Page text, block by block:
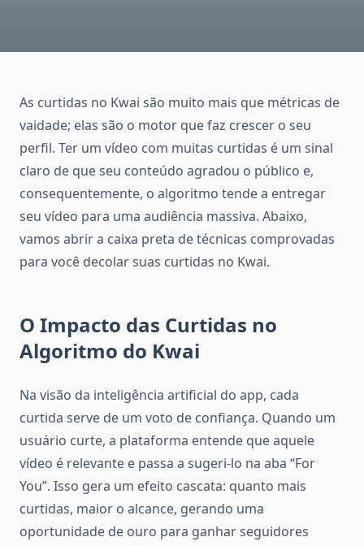
As curtidas no Kwai são muito mais que métricas de
vaidade; elas são o motor que faz crescer o seu
perfil. Ter um vídeo com muitas curtidas é um sinal
claro de que seu conteúdo agradou o público e,
consequentemente, o algoritmo tende a entregar
seu vídeo para uma audiência massiva. Abaixo,
vamos abrir a caixa preta de técnicas comprovadas
para você decolar suas curtidas no Kwai.
O Impacto das Curtidas no
Algoritmo do Kwai
Na visão da inteligência artificial do app, cada
curtida serve de um voto de confiança. Quando um
usuário curte, a plataforma entende que aquele
vídeo é relevante e passa a sugeri-lo na aba “For
You”. Isso gera um efeito cascata: quanto mais
curtidas, maior o alcance, gerando uma
oportunidade de ouro para ganhar seguidores